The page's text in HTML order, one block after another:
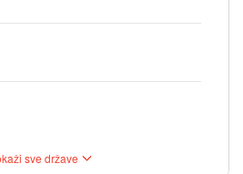
sve države